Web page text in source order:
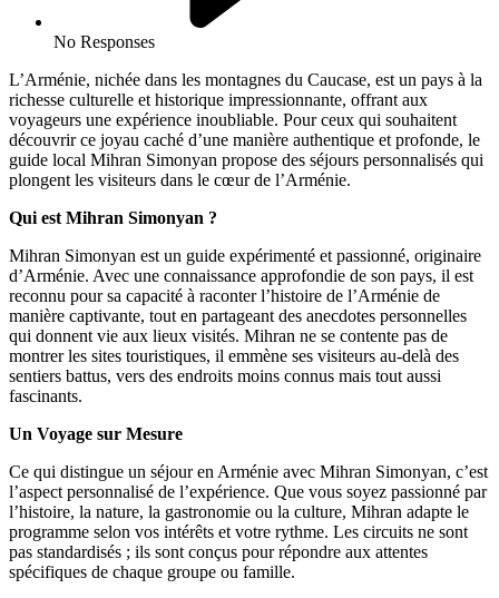
No Responses
L’Arménie, nichée dans les montagnes du Caucase, est un pays à la
richesse culturelle et historique impressionnante, offrant aux
voyageurs une expérience inoubliable. Pour ceux qui souhaitent
découvrir ce joyau caché d’une manière authentique et profonde, le
guide local Mihran Simonyan propose des séjours personnalisés qui
plongent les visiteurs dans le cœur de l’Arménie.
Qui est Mihran Simonyan ?
Mihran Simonyan est un guide expérimenté et passionné, originaire
d’Arménie. Avec une connaissance approfondie de son pays, il est
reconnu pour sa capacité à raconter l’histoire de l’Arménie de
manière captivante, tout en partageant des anecdotes personnelles
qui donnent vie aux lieux visités. Mihran ne se contente pas de
montrer les sites touristiques, il emmène ses visiteurs au-delà des
sentiers battus, vers des endroits moins connus mais tout aussi
fascinants.
Un Voyage sur Mesure
Ce qui distingue un séjour en Arménie avec Mihran Simonyan, c’est
l’aspect personnalisé de l’expérience. Que vous soyez passionné par
l’histoire, la nature, la gastronomie ou la culture, Mihran adapte le
programme selon vos intérêts et votre rythme. Les circuits ne sont
pas standardisés ; ils sont conçus pour répondre aux attentes
spécifiques de chaque groupe ou famille.